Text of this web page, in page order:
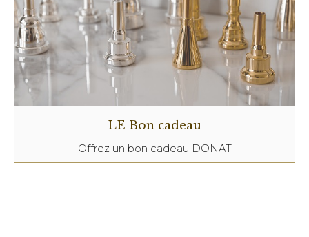
LE Bon cadeau
Offrez un bon cadeau DONAT